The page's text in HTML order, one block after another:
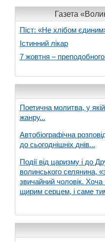
Газета
Піст: «Не хлібом
Істинний лікар
7 жовтня –
Поетична молитва, у
жанру...
Автобіографічна
до сьогоднішніх днів...
Події від царизму і до
волинського селянина,
звичайний чоловік. Хоча
щирим серцем, і саме